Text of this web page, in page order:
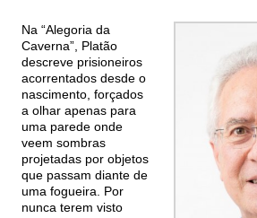
Na “Alegoria da
Caverna”, Platão
descreve prisioneiros
acorrentados desde o
nascimento, forçados
a olhar apenas para
uma parede onde
veem sombras
projetadas por objetos
que passam diante de
uma fogueira. Por
nunca terem visto